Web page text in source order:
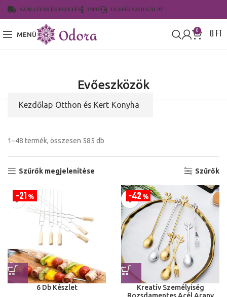
SZÁLLÍTÁS ÉS FIZETÉS INFÓ ÜGYFÉLSZOLGÁLAT
MENÜ
0 0FT
Evőeszközök
Kezdőlap Otthon és Kert Konyha
1–48 termék, összesen 585 db
Szűrők megjelenítése Szűrők
21%
6 Db Készlet
42%
Kreatív Személyiség